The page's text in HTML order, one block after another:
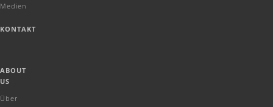
Medien
KONTAKT
ABOUT
US
Über